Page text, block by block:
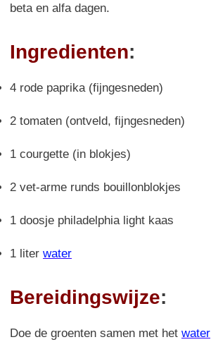
beta en alfa dagen.
Ingredienten:
4 rode paprika (fijngesneden)
2 tomaten (ontveld, fijngesneden)
1 courgette (in blokjes)
2 vet-arme runds bouillonblokjes
1 doosje philadelphia light kaas
1 liter water
Bereidingswijze:
Doe de groenten samen met het water